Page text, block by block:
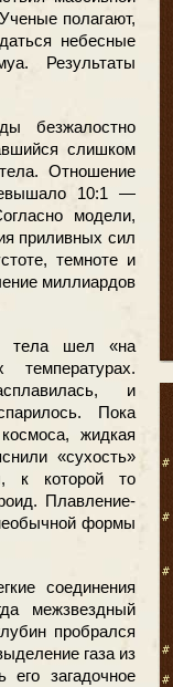
полагают,
небесные
Результаты
безжалостно
слишком
Отношение
10:1 —
модели,
приливных сил
темноте и
миллиардов
тела шел «на
и
Пока
жидкая
«сухость»
к которой то
Плавление-
формы
соединения
межзвездный
пробрался
газа из
его загадочное